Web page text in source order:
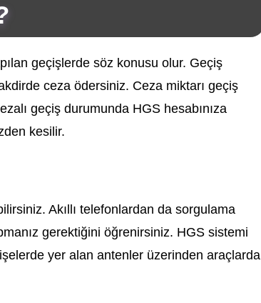
geçişlerde söz konusu olur. Geçiş
ceza ödersiniz. Ceza miktarı geçiş
geçiş durumunda HGS hesabınıza
kesilir.
Akıllı telefonlardan da sorgulama
gerektiğini öğrenirsiniz. HGS sistemi
yer alan antenler üzerinden araçlarda